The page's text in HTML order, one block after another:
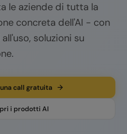
le aziende di tutta la
concreta dell'AI - con
soluzioni su
call gratuita
i prodotti AI